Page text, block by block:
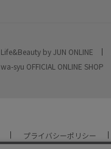
Life&Beauty by JUN ONLINE
wa-syu OFFICIAL ONLINE SHOP
プライバシーポリシー